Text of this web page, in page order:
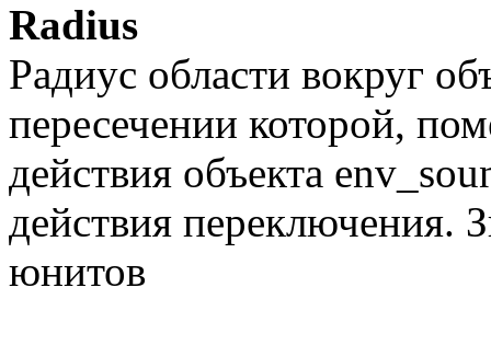
Radius
Радиус области вокруг
пересечении которой,
действия объекта
действия переключения.
юнитов